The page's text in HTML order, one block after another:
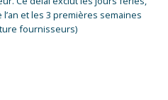
et les 3 premières semaines
fournisseurs)